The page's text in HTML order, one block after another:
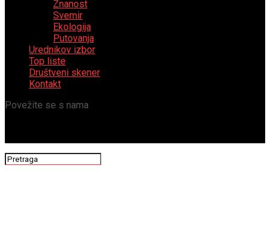
Znanost
Svemir
Ekologija
Putovanja
Urednikov izbor
Top liste
Društveni skener
Kontakt
Povežite se s nama